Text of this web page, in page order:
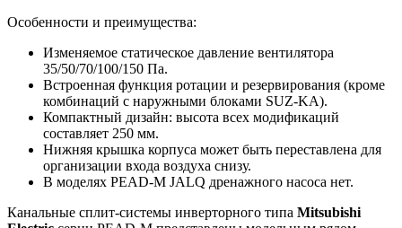
Особенности и преимущества:
Изменяемое статическое давление вентилятора
35/50/70/100/150 Па.
Встроенная функция ротации и резервирования (кроме
комбинаций с наружными блоками SUZ-KA).
Компактный дизайн: высота всех модификаций
составляет 250 мм.
Нижняя крышка корпуса может быть переставлена для
организации входа воздуха снизу.
В моделях PEAD-M JALQ дренажного насоса нет.
Канальные сплит-системы инверторного типа Mitsubishi